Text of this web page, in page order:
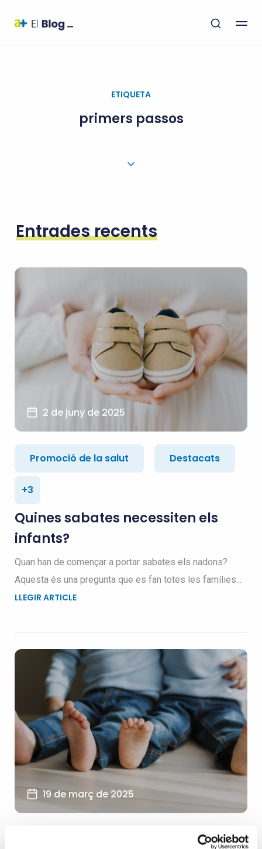
ETIQUETA
primers passos
Entrades recents
2 de juny de 2025
Promoció de la salut Destacats
+3
Quines sabates necessiten els
infants?
Quan han de començar a portar sabates els nadons?
Aquesta és una pregunta que es fan totes les famílies...
LLEGIR ARTICLE
19 de març de 2025
+2